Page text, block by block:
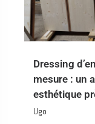
Dressing
mesure : un
esthétique
Ugo